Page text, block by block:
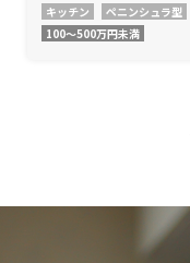
キッチン
ペニンシュラ型
100〜500万円未満